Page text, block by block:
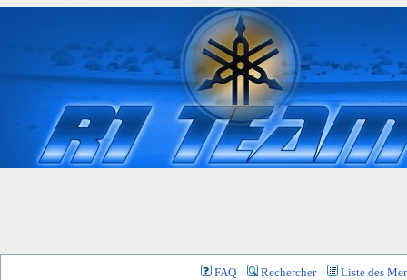
FAQ Rechercher
Liste des